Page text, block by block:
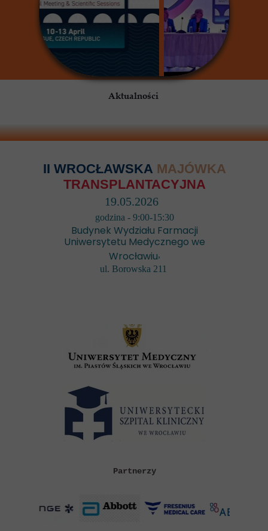
II WROCŁAWSKA MAJÓWKA
TRANSPLANTACYJNA
19.05.2026
godzina - 9:00-15:30
Budynek Wydziału Farmacji
Uniwersytetu Medycznego we
Wrocławiu,
ul. Borowska 211
Partnerzy
Aktualności